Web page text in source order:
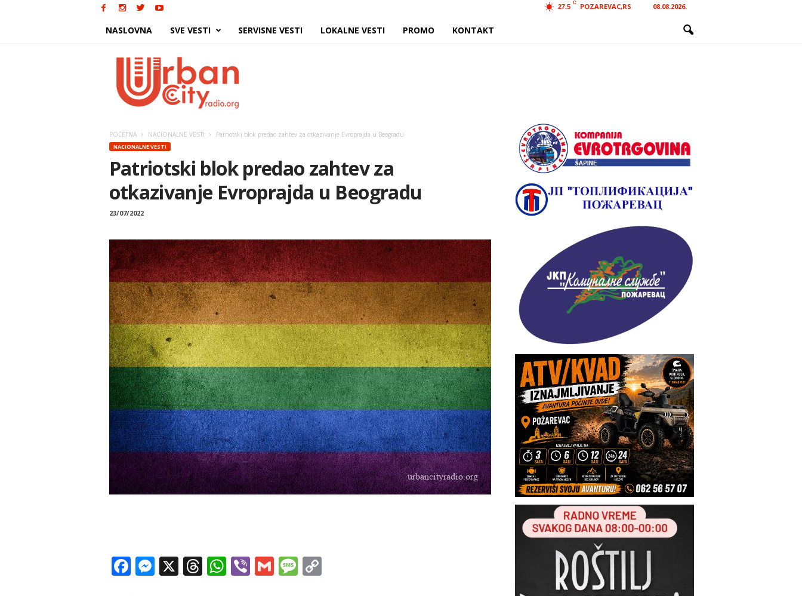
27.5
C POZAREVAC,RS 08.08.2026.
NASLOVNA SVE VESTI SERVISNE VESTI LOKALNE VESTI PROMO KONTAKT
POČETNA NACIONALNE VESTI Patriotski blok predao zahtev za otkazivanje Evroprajda u Beogradu
NACIONALNE VESTI
Patriotski blok predao zahtev za
otkazivanje Evroprajda u Beogradu
23/07/2022
Facebook
Messenger
X Threads
WhatsApp
ViberGmailMessage